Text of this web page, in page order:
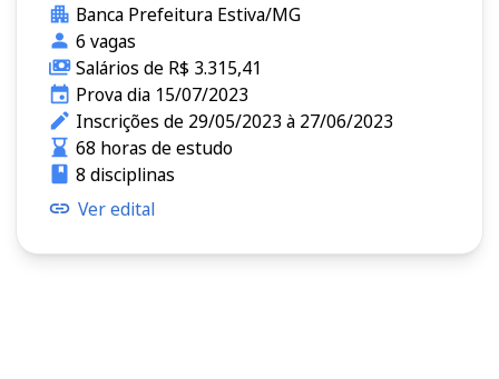
Banca Prefeitura Estiva/MG
6 vagas
Salários de R$ 3.315,41
Prova dia 15/07/2023
Inscrições de 29/05/2023 à 27/06/2023
68 horas de estudo
8 disciplinas
Ver edital